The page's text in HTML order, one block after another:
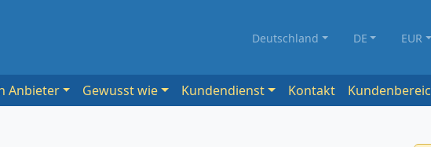
Deutschland DE EUR
Anbieter Gewusst wie Kundendienst Kontakt